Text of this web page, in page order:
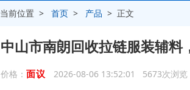
当前位置 >首页 > 产品 > 正文
中山市南朗回收拉链服装辅料
价格： 面议 2026-08-06 13:52:01 5673次浏览